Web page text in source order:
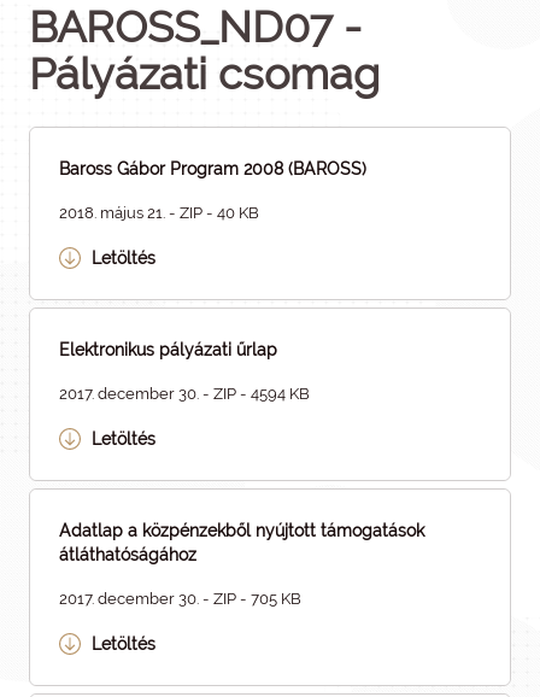
BAROSS_ND07 -
Pályázati csomag
Baross Gábor Program 2008 (BAROSS)
2018. május 21. - ZIP - 40 KB
Letöltés
Elektronikus pályázati űrlap
2017. december 30. - ZIP - 4594 KB
Letöltés
Adatlap a közpénzekből nyújtott támogatások
átláthatóságához
2017. december 30. - ZIP - 705 KB
Letöltés